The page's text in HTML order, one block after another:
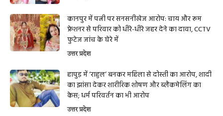
कानपुर में पत्नी पर सनसनीखेज आरोप: चाय और रूम
फ्रेशनर से परिवार को धीरे-धीरे जहर देने का दावा, CCTV
फुटेज जांच के घेरे में
उत्तर प्रदेश
हापुड़ में ‘राहुल’ बनकर महिला से दोस्ती का आरोप, शादी
का झांसा देकर शारीरिक शोषण और ब्लैकमेलिंग का
केस; धर्म परिवर्तन का भी आरोप
उत्तर प्रदेश